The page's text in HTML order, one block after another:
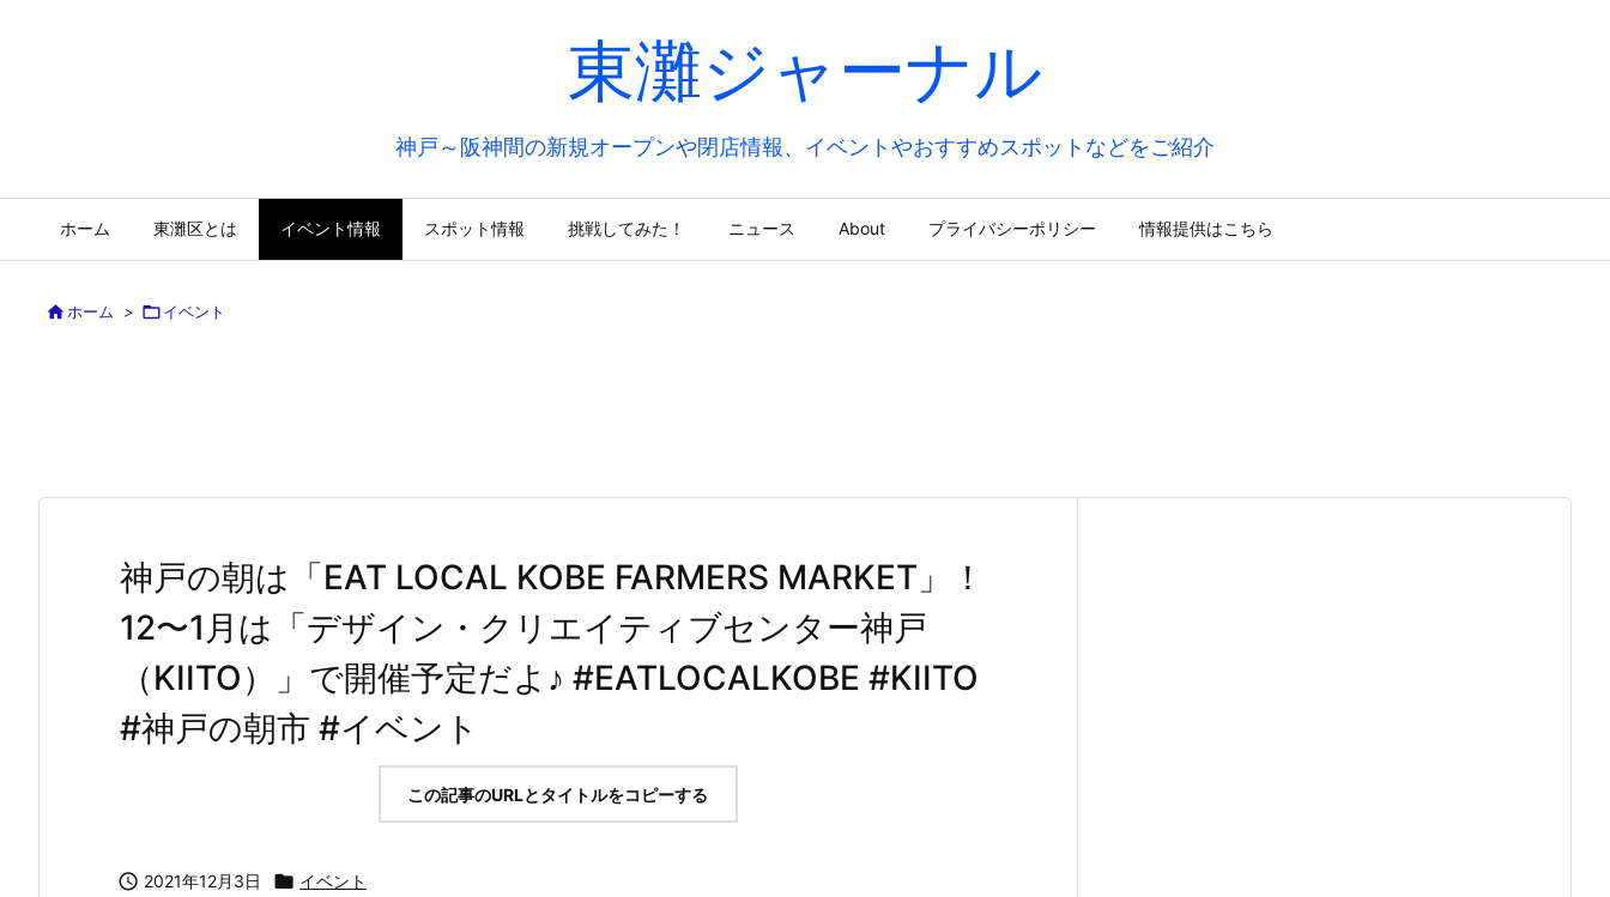
東灘ジャーナル
神戸～阪神間の新規オープンや閉店情報、イベントやおすすめスポットなどをご紹介
ホーム 東灘区とは イベント情報 スポット情報 挑戦してみた！ ニュース About プライバシーポリシー 情報提供はこちら
ホーム > イベント
神戸の朝は「EAT LOCAL KOBE FARMERS MARKET」！
12〜1月は「デザイン・クリエイティブセンター神戸
（KIITO）」で開催予定だよ♪ #EATLOCALKOBE #KIITO
#神戸の朝市 #イベント
この記事のURLとタイトルをコピーする
 2021年12月3日  イベント